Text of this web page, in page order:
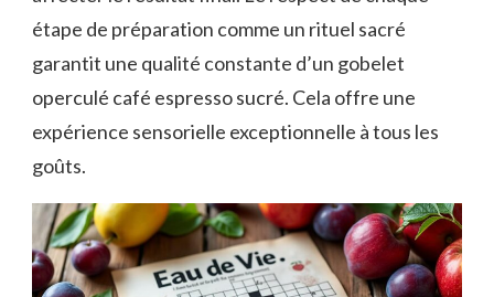
étape de préparation comme un rituel sacré
garantit une qualité constante d’un gobelet
operculé café espresso sucré. Cela offre une
expérience sensorielle exceptionnelle à tous les
goûts.